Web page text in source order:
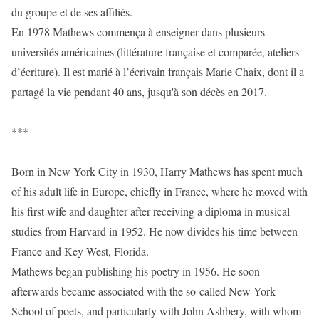
du groupe et de ses affiliés.
En 1978 Mathews commença à enseigner dans plusieurs
universités américaines (littérature française et comparée, ateliers
d’écriture). Il est marié à l’écrivain français Marie Chaix, dont il a
partagé la vie pendant 40 ans, jusqu'à son décès en 2017.
***
Born in New York City in 1930, Harry Mathews has spent much
of his adult life in Europe, chiefly in France, where he moved with
his first wife and daughter after receiving a diploma in musical
studies from Harvard in 1952. He now divides his time between
France and Key West, Florida.
Mathews began publishing his poetry in 1956. He soon
afterwards became associated with the so-called New York
School of poets, and particularly with John Ashbery, with whom